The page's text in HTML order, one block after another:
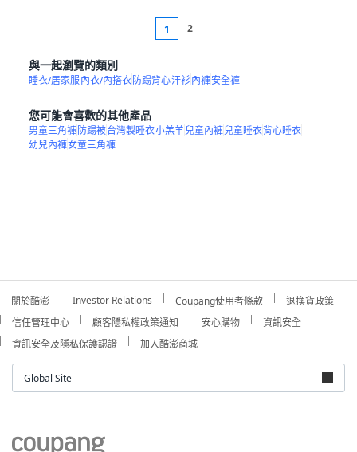
1 2
與一起瀏覽的類別
睡衣/居家服內衣/內搭衣防踢背心汗衫內褲安全褲
您可能會喜歡的其他產品
男童三角褲防踢被台灣製睡衣小羔羊兒童內褲兒童睡衣背心睡衣
幼兒內褲女童三角褲
關於酷澎 Investor Relations Coupang使用者條款
退換貨政策
信任管理中心
顧客隱私權政策通知 安心購物
資訊安全
資訊安全及隱私保護認證
加入酷澎商城
Global Site